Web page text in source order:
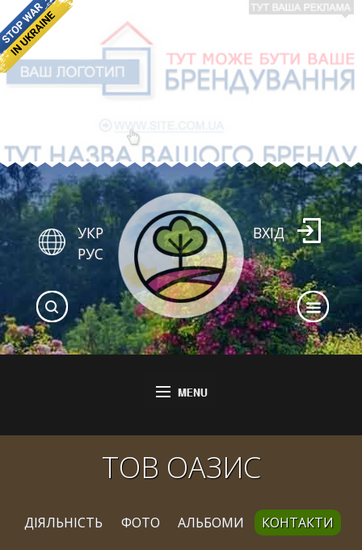
УКР
РУС
ВХІД
ТОВ ОАЗИС
ДІЯЛЬНІСТЬ ФОТО АЛЬБОМИ КОНТАКТИ